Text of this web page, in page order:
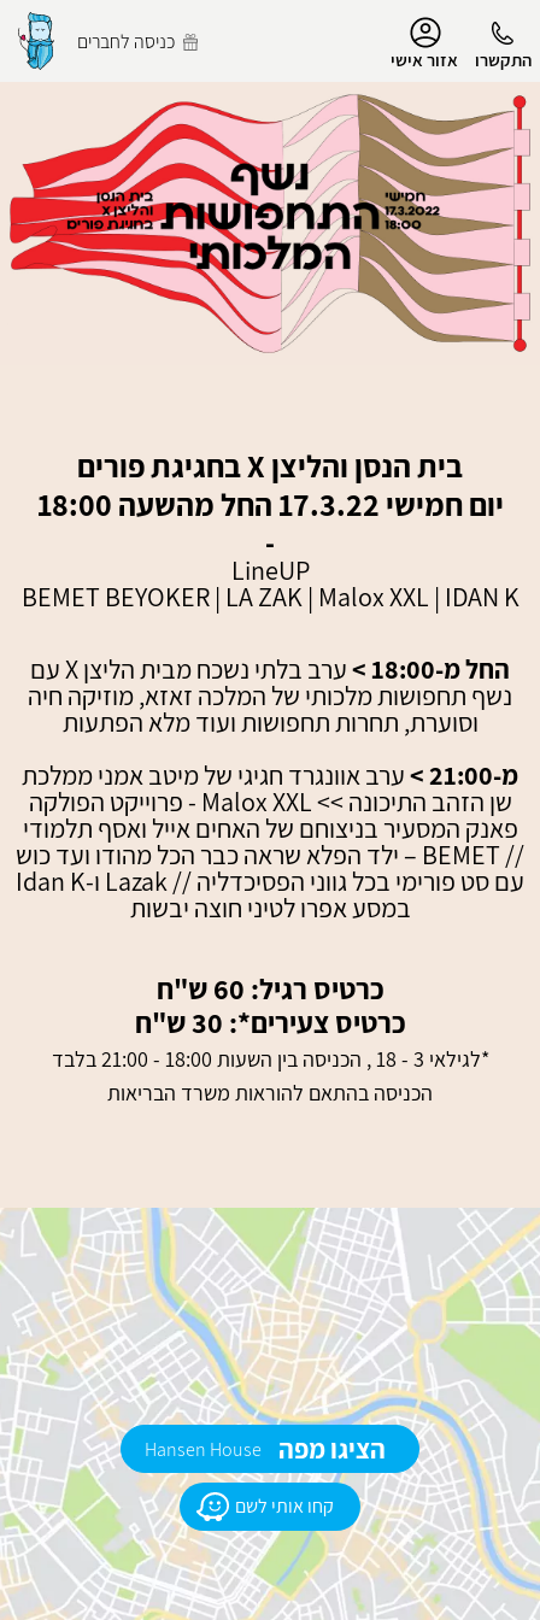
התקשרו אזור אישי
כניסה לחברים
הפרופיל שלי
התנתק
בית הנסן והליצן X בחגיגת פורים
יום חמישי 17.3.22 החל מהשעה 18:00
-
LineUP
BEMET BEYOKER | LA ZAK | Malox XXL | IDAN K
החל מ-18:00 > ערב בלתי נשכח מבית הליצן X עם
נשף תחפושות מלכותי של המלכה זאזא, מוזיקה חיה
וסוערת, תחרות תחפושות ועוד מלא הפתעות
מ-21:00 >
ערב אוונגרד חגיגי של מיטב אמני ממלכת
שן הזהב התיכונה >> Malox XXL - פרוייקט הפולקה
פאנק המסעיר בניצוחם של האחים אייל ואסף תלמודי
// BEMET – ילד הפלא שראה כבר הכל מהודו ועד כוש
עם סט פורימי בכל גווני הפסיכדליה // Lazak ו-Idan K
במסע אפרו לטיני חוצה יבשות
כרטיס רגיל: 60 ש"ח
כרטיס צעירים*: 30 ש"ח
*לגילאי 3 -
18 , הכניסה בין השעות 18:00 - 21:00 בלבד
הכניסה בהתאם להוראות משרד הבריאות
קחו אותי לשם
הציגו מפה Hansen House